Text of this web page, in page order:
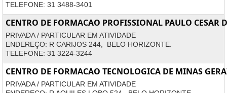
TELEFONE: 31 3488-3401
CENTRO DE FORMACAO PROFISSIONAL PAULO CESAR
PRIVADA / PARTICULAR EM ATIVIDADE
ENDEREÇO: R CARIJOS 244, BELO HORIZONTE.
TELEFONE: 31 3224-3244
CENTRO DE FORMACAO TECNOLOGICA DE MINAS
PRIVADA / PARTICULAR EM ATIVIDADE